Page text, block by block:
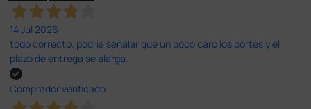
14 Jul 2026
todo correcto. podria señalar que un poco caro los portes y el
plazo de entrega se alarga.
Comprador verificado